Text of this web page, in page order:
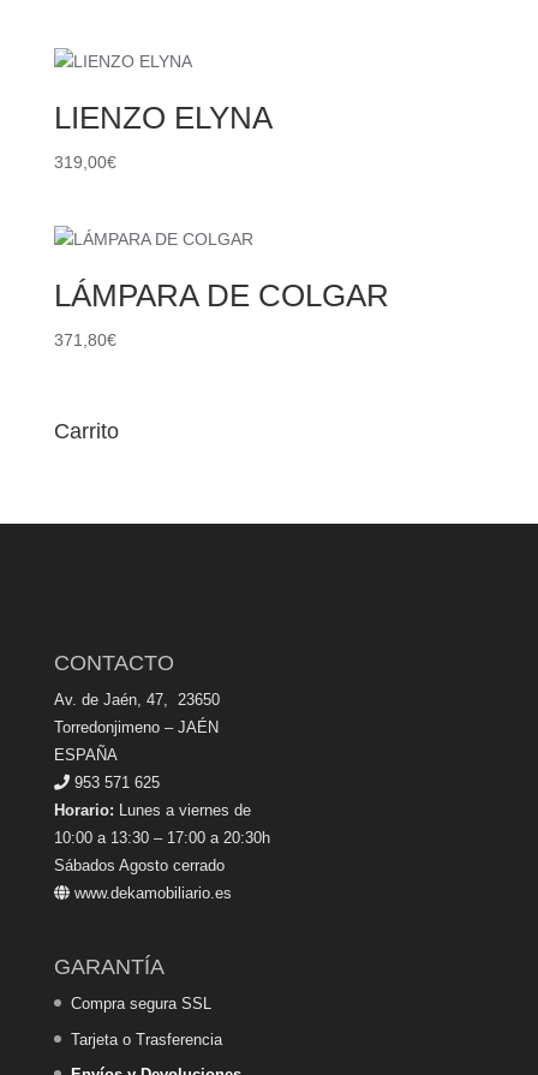
LIENZO ELYNA
319,00€
LÁMPARA DE COLGAR
371,80€
Carrito
CONTACTO
Av. de Jaén, 47, 23650
Torredonjimeno – JAÉN
ESPAÑA
953 571 625
Horario: Lunes a viernes de
10:00 a 13:30 – 17:00 a 20:30h
Sábados Agosto cerrado
www.dekamobiliario.es
GARANTÍA
Compra segura SSL
Tarjeta o Trasferencia